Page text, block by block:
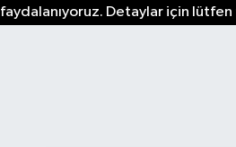
faydalanıyoruz. Detaylar için lütfen